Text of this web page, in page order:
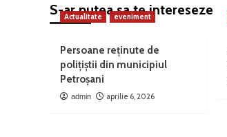
S-ar putea sa te intereseze
Actualitate eveniment
Persoane reținute de
polițiștii din municipiul
Petroșani
admin aprilie 6, 2026